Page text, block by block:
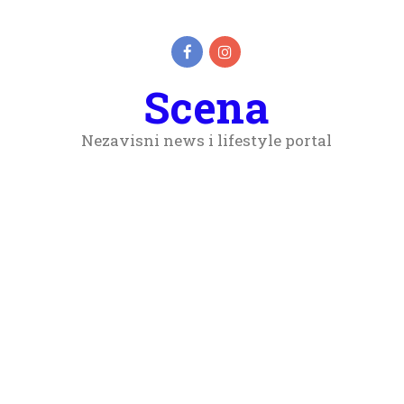
Scena
Nezavisni news i lifestyle portal